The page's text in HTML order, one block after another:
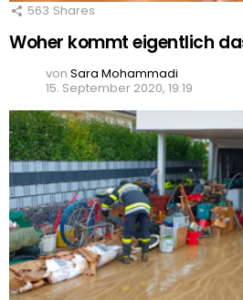
563 Shares
Woher kommt eigentlich
von Sara Mohammadi
15. September 2020, 19:19